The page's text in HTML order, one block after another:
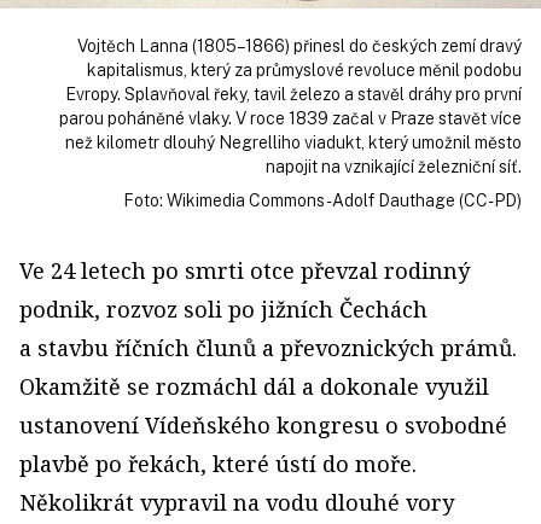
Vojtěch Lanna (1805–1866) přinesl do českých zemí dravý
kapitalismus, který za průmyslové revoluce měnil podobu
Evropy. Splavňoval řeky, tavil železo a stavěl dráhy pro první
parou poháněné vlaky. V roce 1839 začal v Praze stavět více
než kilometr dlouhý Negrelliho viadukt, který umožnil město
napojit na vznikající železniční síť.
Foto: Wikimedia Commons - Adolf Dauthage (CC-PD)
Ve 24 letech po smrti otce převzal rodinný
podnik, rozvoz soli po jižních Čechách
a stavbu říčních člunů a převoznických prámů.
Okamžitě se rozmáchl dál a dokonale využil
ustanovení Vídeňského kongresu o svobodné
plavbě po řekách, které ústí do moře.
Několikrát vypravil na vodu dlouhé vory